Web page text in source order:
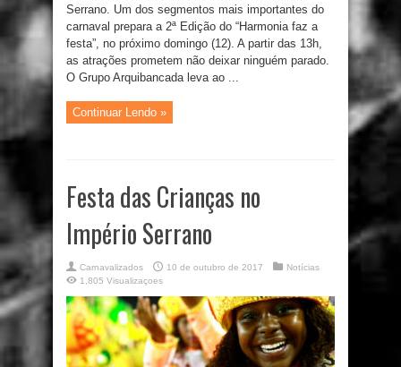
Serrano. Um dos segmentos mais importantes do
carnaval prepara a 2ª Edição do “Harmonia faz a
festa”, no próximo domingo (12). A partir das 13h,
as atrações prometem não deixar ninguém parado.
O Grupo Arquibancada leva ao ...
Continuar Lendo »
Festa das Crianças no
Império Serrano
Carnavalizados 10 de outubro de 2017
Notícias
1,805 Visualizaçoes